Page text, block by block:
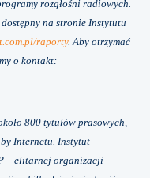
rozgłośni radiowych.
na stronie Instytutu
raporty. Aby otrzymać
o kontakt:
800 tytułów prasowych,
Internetu. Instytut
– elitarnej organizacji